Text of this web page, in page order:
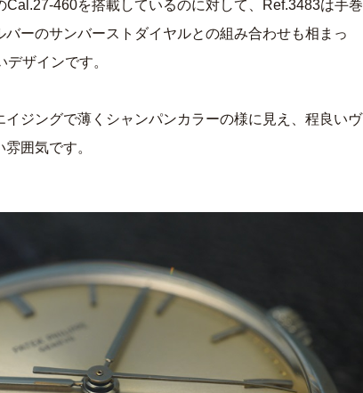
Cal.27-460を搭載しているのに対して、Ref.3483は手巻
ーのサンバーストダイヤルとの組み合わせも相まっ
ザインです。
ジングで薄くシャンパンカラーの様に見え、程良いヴ
囲気です。